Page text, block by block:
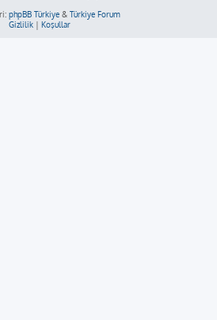
phpBB Türkiye& Türkiye Forum
Gizlilik | Koşullar